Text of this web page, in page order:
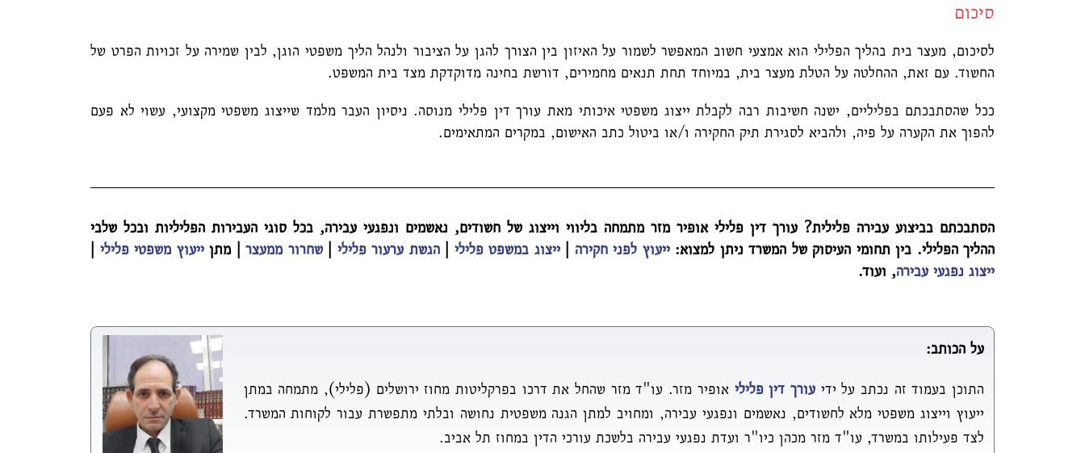
סיכום
לסיכום, מעצר בית בהליך הפלילי הוא אמצעי חשוב המאפשר לשמור על האיזון בין הצורך להגן על הציבור ולנהל הליך משפטי הוגן, לבין שמירה על זכויות הפרט של
החשוד. עם זאת, ההחלטה על הטלת מעצר בית, במיוחד תחת תנאים מחמירים, דורשת בחינה מדוקדקת מצד בית המשפט.
ככל שהסתבכתם בפליליים, ישנה חשיבות רבה לקבלת ייצוג משפטי איכותי מאת עורך דין פלילי מנוסה. ניסיון העבר מלמד שייצוג משפטי מקצועי, עשוי לא פעם
להפוך את הקערה על פיה, ולהביא לסגירת תיק החקירה ו/או ביטול כתב האישום, במקרים המתאימים.
הסתבכתם בביצוע עבירה פלילית? עורך דין פלילי אופיר מזר מתמחה בליווי וייצוג של חשודים, נאשמים ונפגעי עבירה, בכל סוגי העבירות הפליליות ובכל שלבי
ההליך הפלילי. בין תחומי העיסוק של המשרד ניתן למצוא:ייעוץ לפני חקירה |ייצוג במשפט פלילי |הגשת ערעור פלילי |שחרור ממעצר | מתןייעוץ משפטי פלילי
ייצוג נפגעי עבירה, ועוד.
על הכותב:
התוכן בעמוד זה נכתב על ידיעורך דין פלילי אופיר מזר. עו"ד מזר שהחל את דרכו בפרקליטות מחוז ירושלים (פלילי), מתמחה במתן
ייעוץ וייצוג משפטי מלא לחשודים, נאשמים ונפגעי עבירה, ומחויב למתן הגנה משפטית נחושה ובלתי מתפשרת עבור לקוחות המשרד.
לצד פעילותו במשרד, עו"ד מזר מכהן כיו"ר ועדת נפגעי עבירה בלשכת עורכי הדין במחוז תל אביב.